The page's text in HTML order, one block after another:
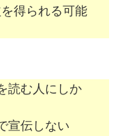
得られる可能
読む人にしか
宣伝しない